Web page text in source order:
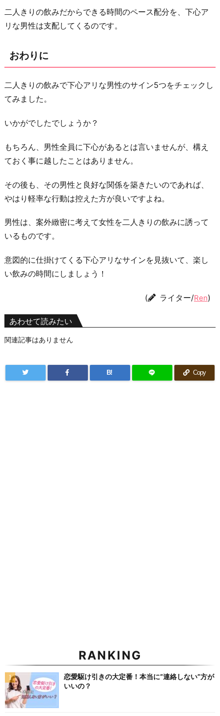
二人きりの飲みだからできる時間のペース配分を、下心ア
リな男性は支配してくるのです。
おわりに
二人きりの飲みで下心アリな男性のサイン5つをチェックし
てみました。
いかがでしたでしょうか？
もちろん、男性全員に下心があるとは言いませんが、構え
ておく事に越したことはありません。
その後も、その男性と良好な関係を築きたいのであれば、
やはり軽率な行動は控えた方が良いですよね。
男性は、案外緻密に考えて女性を二人きりの飲みに誘って
いるものです。
意図的に仕掛けてくる下心アリなサインを見抜いて、楽し
い飲みの時間にしましょう！
( ライター/Ren)
あわせて読みたい
関連記事はありません
B! Copy
RANKING
恋愛駆け引きの大定番！本当に”連絡しない”方が
いいの？